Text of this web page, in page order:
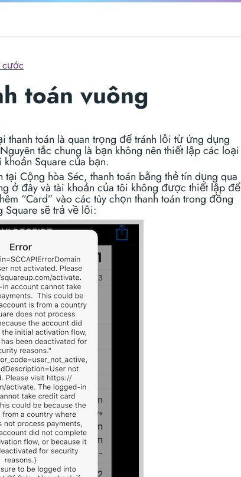
toán vuông
thanh toán là quan trọng để tránh lỗi từ ứng dụng
tắc chung là bạn không nên thiết lập các loại
Square của bạn.
Cộng hòa Séc, thanh toán bằng thẻ tín dụng qua
ở đây và tài khoản của tôi không được thiết lập để
“Card” vào các tùy chọn thanh toán trong đồng
sẽ trả về lỗi: